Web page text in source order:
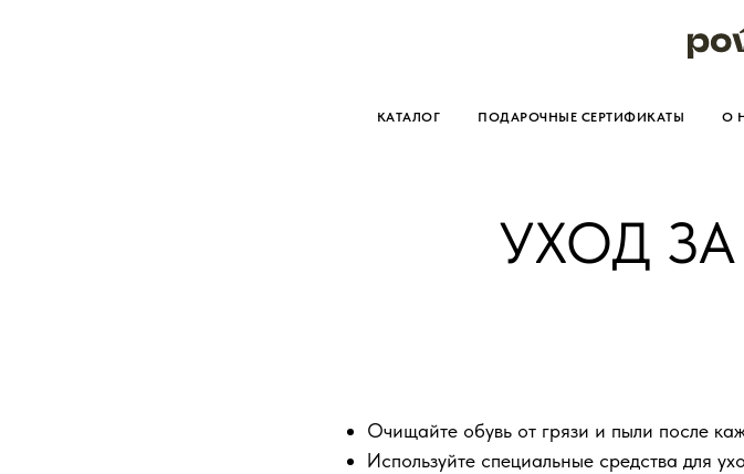
КАТАЛОГ ПОДАРОЧНЫЕ СЕРТИФИКАТЫ О
УХОД
Очищайте обувь от грязи и пыли после
Используйте специальные средства для